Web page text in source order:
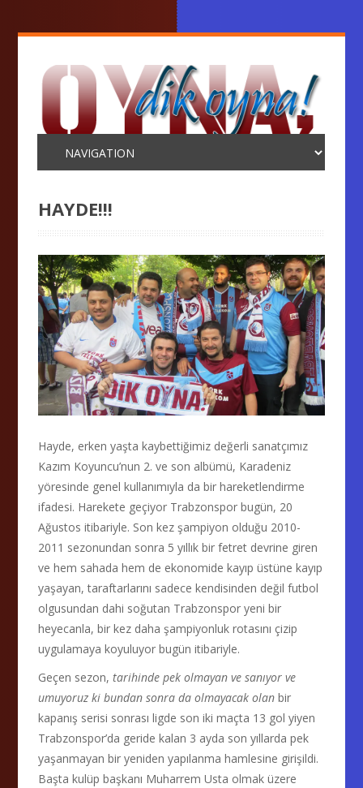
HAYDE!!!
Hayde, erken yaşta kaybettiğimiz değerli sanatçımız
Kazım Koyuncu’nun 2. ve son albümü, Karadeniz
yöresinde genel kullanımıyla da bir hareketlendirme
ifadesi. Harekete geçiyor Trabzonspor bugün, 20
Ağustos itibariyle. Son kez şampiyon olduğu 2010-
2011 sezonundan sonra 5 yıllık bir fetret devrine giren
ve hem sahada hem de ekonomide kayıp üstüne kayıp
yaşayan, taraftarlarını sadece kendisinden değil futbol
olgusundan dahi soğutan Trabzonspor yeni bir
heyecanla, bir kez daha şampiyonluk rotasını çizip
uygulamaya koyuluyor bugün itibariyle.
Geçen sezon,tarihinde pek olmayan ve sanıyor ve
umuyoruz ki bundan sonra da olmayacak olan bir
kapanış serisi sonrası ligde son iki maçta 13 gol yiyen
Trabzonspor’da geride kalan 3 ayda son yıllarda pek
yaşanmayan bir yeniden yapılanma hamlesine girişildi.
Başta kulüp başkanı Muharrem Usta olmak üzere